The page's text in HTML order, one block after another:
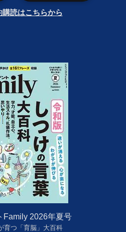
購読はこちらから
Family 2026年夏号
育つ「育脳」大百科